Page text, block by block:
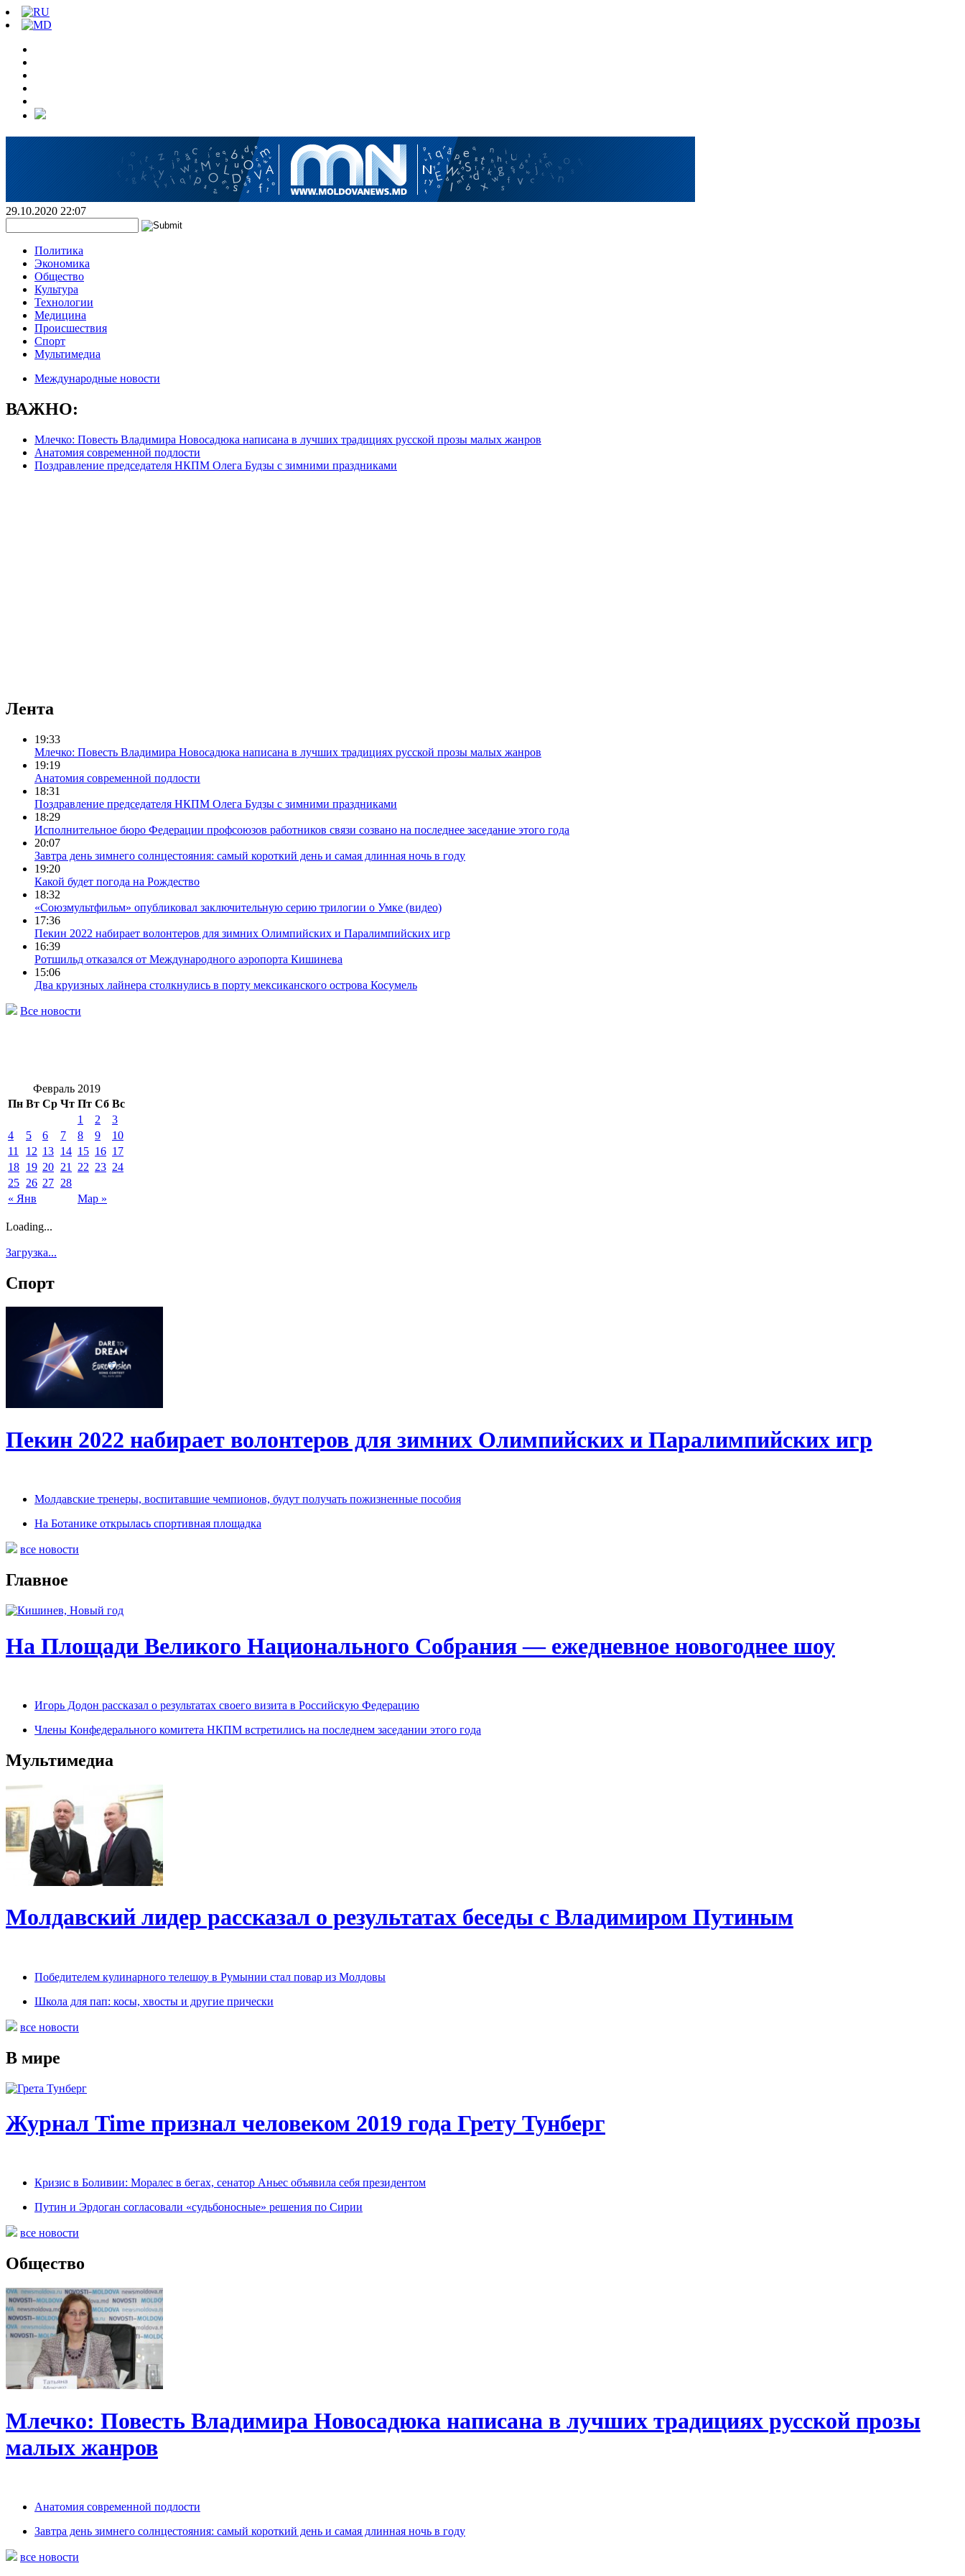
29.10.2020 22:07
Политика
Экономика
Общество
Культура
Технологии
Медицина
Происшествия
Спорт
Мультимедиа
Международные новости
ВАЖНО:
Млечко: Повесть Владимира Новосадюка написана в лучших традициях русской прозы малых жанров
Анатомия современной подлости
Поздравление председателя НКПМ Олега Будзы с зимними праздниками
Лента
19:33
Млечко: Повесть Владимира Новосадюка написана в лучших традициях русской прозы малых жанров
19:19
Анатомия современной подлости
18:31
Поздравление председателя НКПМ Олега Будзы с зимними праздниками
18:29
Исполнительное бюро Федерации профсоюзов работников связи созвано на последнее заседание этого года
20:07
Завтра день зимнего солнцестояния: самый короткий день и самая длинная ночь в году
19:20
Какой будет погода на Рождество
18:32
«Союзмультфильм» опубликовал заключительную серию трилогии о Умке (видео)
17:36
Пекин 2022 набирает волонтеров для зимних Олимпийских и Паралимпийских игр
16:39
Ротшильд отказался от Международного аэропорта Кишинева
15:06
Два круизных лайнера столкнулись в порту мексиканского острова Косумель
Все новости
Февраль 2019
Пн Вт Ср Чт Пт Сб Вс
« Янв Мар »
1 2
3
4
5 6 7 8 9
10
11
12 13 14 15 16 17
18 19 20 21 22 23 24
25 26 27 28
Loading...
Загрузка...
Спорт
Пекин 2022 набирает волонтеров для зимних Олимпийских и Паралимпийских игр
Молдавские тренеры, воспитавшие чемпионов, будут получать пожизненные пособия
На Ботанике открылась спортивная площадка
все новости
Главное
На Площади Великого Национального Собрания — ежедневное новогоднее шоу
Игорь Додон рассказал о результатах своего визита в Российскую Федерацию
Члены Конфедерального комитета НКПМ встретились на последнем заседании этого года
Мультимедиа
Молдавский лидер рассказал о результатах беседы с Владимиром Путиным
Победителем кулинарного телешоу в Румынии стал повар из Молдовы
Школа для пап: косы, хвосты и другие прически
все новости
В мире
Журнал Time признал человеком 2019 года Грету Тунберг
Кризис в Боливии: Моралес в бегах, сенатор Аньес объявила себя президентом
Путин и Эрдоган согласовали «судьбоносные» решения по Сирии
все новости
Общество
Млечко: Повесть Владимира Новосадюка написана в лучших традициях русской прозы
малых жанров
Анатомия современной подлости
Завтра день зимнего солнцестояния: самый короткий день и самая длинная ночь в году
все новости